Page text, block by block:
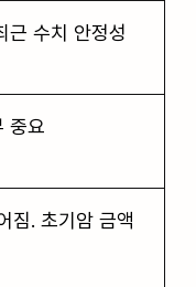
근 수치 안정성
중요
짐. 초기암 금액